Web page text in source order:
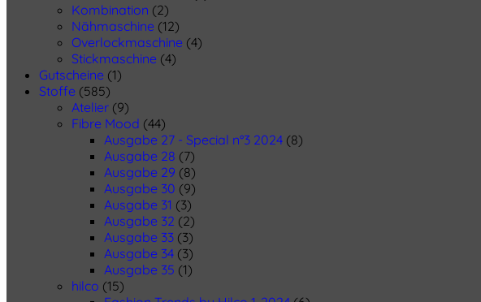
Kombination (2)
Nähmaschine (12)
Overlockmaschine (4)
Stickmaschine (4)
Gutscheine (1)
Stoffe (585)
Atelier (9)
Fibre Mood (44)
Ausgabe 27 - Special n°3 2024 (8)
Ausgabe 28 (7)
Ausgabe 29 (8)
Ausgabe 30 (9)
Ausgabe 31 (3)
Ausgabe 32 (2)
Ausgabe 33 (3)
Ausgabe 34 (3)
Ausgabe 35 (1)
hilco (15)